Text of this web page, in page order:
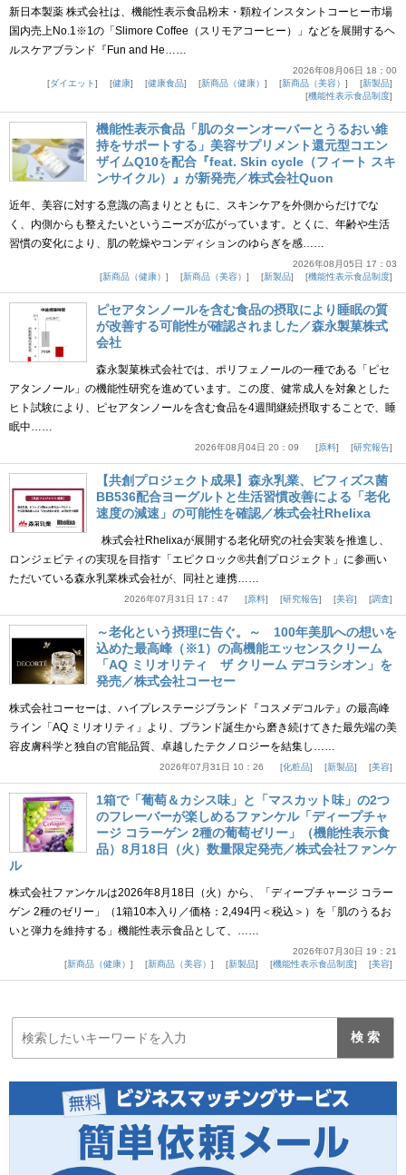
新日本製薬 株式会社は、機能性表示食品粉末・顆粒インスタントコーヒー市場
国内売上No.1※1の「Slimore Coffee（スリモアコーヒー）」などを展開するヘ
ルスケアブランド『Fun and He……
2026年08月06日 18：00
ダイエット
健康 健康食品 新商品（健康） 新商品（美容）
新製品
機能性表示食品制度
機能性表示食品「肌のターンオーバーとうるおい維
持をサポートする」美容サプリメント還元型コエン
ザイムQ10を配合『feat. Skin cycle（フィート スキ
ンサイクル）』が新発売／株式会社Quon
近年、美容に対する意識の高まりとともに、スキンケアを外側からだけでな
く、内側からも整えたいというニーズが広がっています。とくに、年齢や生活
習慣の変化により、肌の乾燥やコンディションのゆらぎを感……
2026年08月05日 17：03
新商品（健康）
新商品（美容） 新製品 機能性表示食品制度
ピセアタンノールを含む食品の摂取により睡眠の質
が改善する可能性が確認されました／森永製菓株式
会社
森永製菓株式会社では、ポリフェノールの一種である「ピセ
アタンノール」の機能性研究を進めています。この度、健常成人を対象とした
ヒト試験により、ピセアタンノールを含む食品を4週間継続摂取することで、睡
眠中……
2026年08月04日 20：09 原料 研究報告
【共創プロジェクト成果】森永乳業、ビフィズス菌
BB536配合ヨーグルトと生活習慣改善による「老化
速度の減速」の可能性を確認／株式会社Rhelixa
株式会社Rhelixaが展開する老化研究の社会実装を推進し、
ロンジェビティの実現を目指す「エピクロック®共創プロジェクト」に参画い
ただいている森永乳業株式会社が、同社と連携……
2026年07月31日 17：47 原料 研究報告 美容 調査
～老化という摂理に告ぐ。～ 100年美肌への想いを
込めた最高峰（※1）の高機能エッセンスクリーム
「AQ ミリオリティ ザ クリーム デコラシオン」を
発売／株式会社コーセー
株式会社コーセーは、ハイプレステージブランド『コスメデコルテ』の最高峰
ライン「AQ ミリオリティ」より、ブランド誕生から磨き続けてきた最先端の美
容皮膚科学と独自の官能品質、卓越したテクノロジーを結集し……
2026年07月31日 10：26 化粧品 新製品 美容
1箱で「葡萄＆カシス味」と「マスカット味」の2つ
のフレーバーが楽しめるファンケル「ディープチャ
ージ コラーゲン 2種の葡萄ゼリー」（機能性表示食
品）8月18日（火）数量限定発売／株式会社ファンケ
ル
株式会社ファンケルは2026年8月18日（火）から、「ディープチャージ コラー
ゲン 2種のゼリー」（1箱10本入り／価格：2,494円＜税込＞）を「肌のうるお
いと弾力を維持する」機能性表示食品として、……
2026年07月30日 19：21
新商品（健康）
新商品（美容） 新製品 機能性表示食品制度 美容